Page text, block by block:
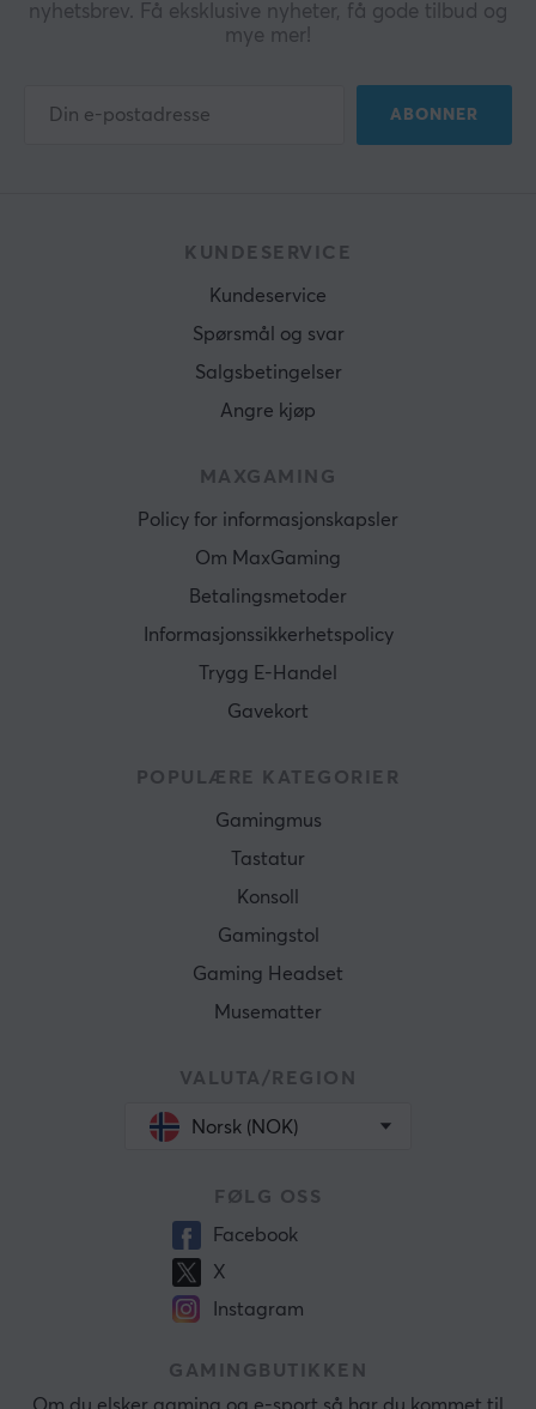
nyhetsbrev. Få eksklusive nyheter, få gode tilbud og
mye mer!
ABONNER
KUNDESERVICE
Kundeservice
Spørsmål og svar
Salgsbetingelser
Angre kjøp
MAXGAMING
Policy for informasjonskapsler
Om MaxGaming
Betalingsmetoder
Informasjonssikkerhetspolicy
Trygg E-Handel
Gavekort
POPULÆRE KATEGORIER
Gamingmus
Tastatur
Konsoll
Gamingstol
Gaming Headset
Musematter
VALUTA/REGION
Norsk (NOK)
FØLG OSS
Facebook
X
Instagram
GAMINGBUTIKKEN